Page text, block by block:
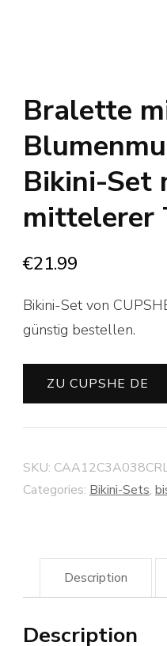
Bralette
Bikini-Set
mittelerer
€21.99
Bikini-Set von
günstig bestellen.
ZU CUPSHE DE
SKU:
Categories: Bikini-Sets,
Description
Description